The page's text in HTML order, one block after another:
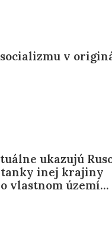
socializmu v
ukazujú
tanky inej krajiny
vlastnom území…